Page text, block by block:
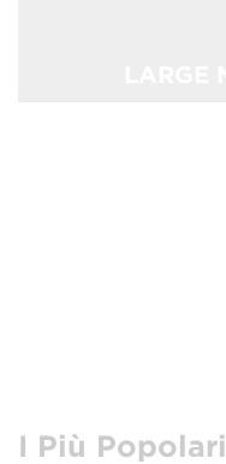
I Più Popolari